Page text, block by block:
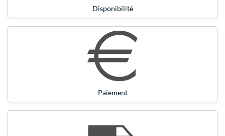
Disponibilité
Paiement